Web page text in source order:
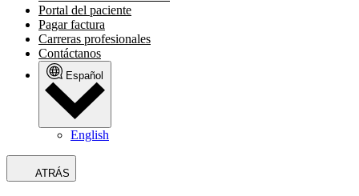
Portal del paciente
Pagar factura
Carreras profesionales
Contáctanos
Español
English
ATRÁS